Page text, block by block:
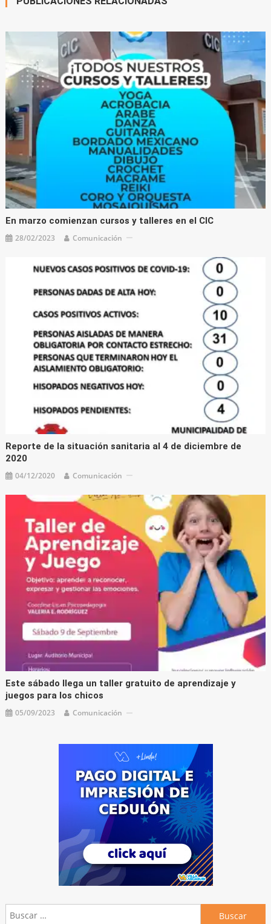
En marzo comienzan cursos y talleres en el CIC
28/02/2023 Comunicación
Reporte de la situación sanitaria al 4 de diciembre de
2020
04/12/2020 Comunicación
Este sábado llega un taller gratuito de aprendizaje y
juegos para los chicos
05/09/2023 Comunicación
Buscar: